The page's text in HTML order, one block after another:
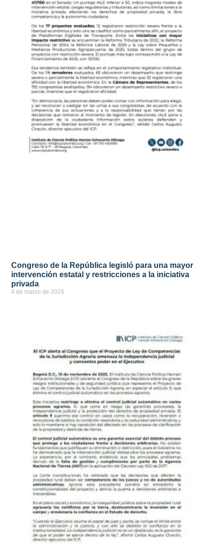
Congreso de la República legisló para una mayor
intervención estatal y restricciones a la iniciativa
privada
4 de marzo de 2026